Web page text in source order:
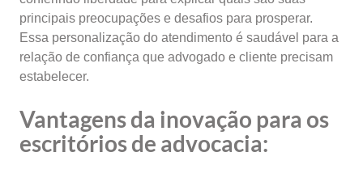
principais preocupações e desafios para prosperar.
Essa personalização do atendimento é saudável para a
relação de confiança que advogado e cliente precisam
estabelecer.
Vantagens da inovação para os
escritórios de advocacia: